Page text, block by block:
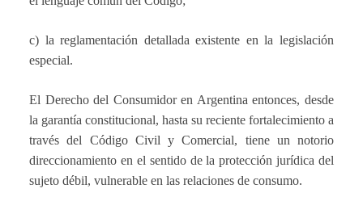
c) la reglamentación detallada existente en la legislación
especial.
El Derecho del Consumidor en Argentina entonces, desde
la garantía constitucional, hasta su reciente fortalecimiento a
través del Código Civil y Comercial, tiene un notorio
direccionamiento en el sentido de la protección jurídica del
sujeto débil, vulnerable en las relaciones de consumo.